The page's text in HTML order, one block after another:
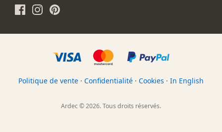
Politique de vente · Confidentialité · Cookies · In English
Ardec © 2026. Tous droits réservés.